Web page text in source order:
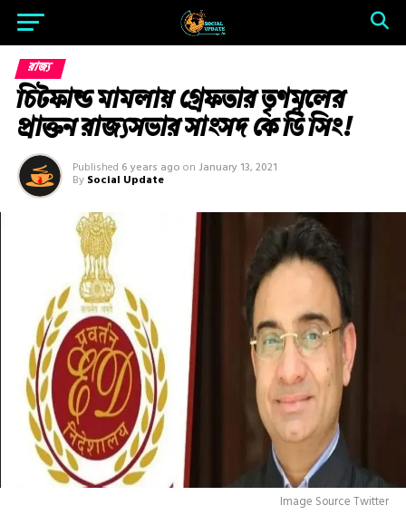
রাজ্য
চিটফান্ড মামলায় গ্রেফতার তৃণমূলের
প্রাক্তন রাজ্যসভার সাংসদ কে ডি সিং!
Published 6 years ago on January 13, 2021
By Social Update
Image Source Twitter